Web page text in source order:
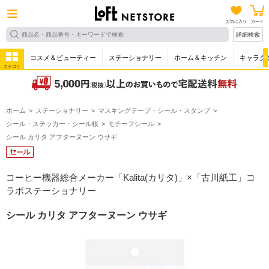
お気に入り カート
詳細検索
カテゴリ
コスメ＆ビューティー ステーショナリー ホーム＆キッチン キャラク
ホーム ステーショナリー
マスキングテープ・シール・スタンプ
シール・ステッカー・シール帳
モチーフシール
シール カリタ アフターヌーン ウサギ
コーヒー機器総合メーカー「Kalita(カリタ)」×「古川紙工」コ
ラボステーショナリー
シール カリタ アフターヌーン ウサギ